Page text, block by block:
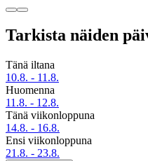
Tarkista näiden
Tänä iltana
10.8. - 11.8.
Huomenna
11.8. - 12.8.
Tänä viikonloppuna
14.8. - 16.8.
Ensi viikonloppuna
21.8. - 23.8.